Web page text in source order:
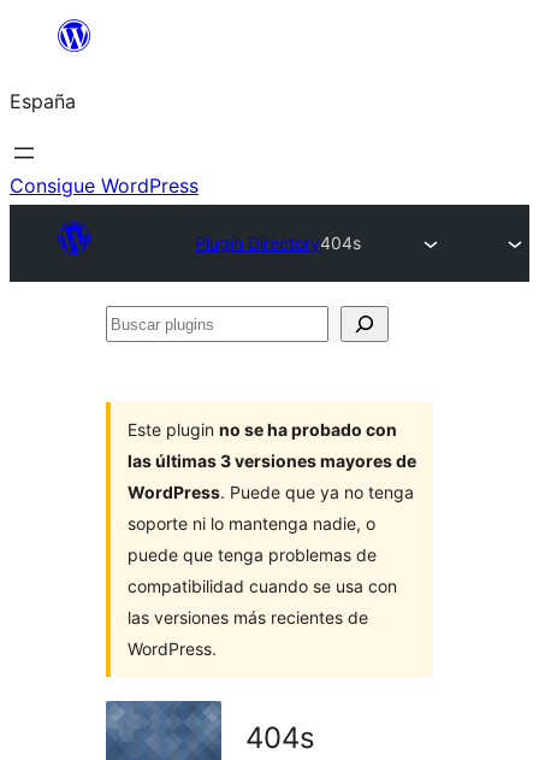
Saltar
contenido
España
Consigue WordPress
Plugin Directory404s
Buscar
Este plugin no se ha probado con
las últimas 3 versiones mayores de
WordPress. Puede que ya no tenga
soporte ni lo mantenga nadie, o
puede que tenga problemas de
compatibilidad cuando se usa con
las versiones más recientes de
WordPress.
404s